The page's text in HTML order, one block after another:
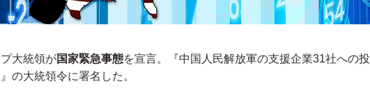
プ大統領が国家緊急事態を宣言。『中国人民解放軍の支援企業31社への投
の大統領令に署名した。